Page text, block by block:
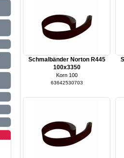
Schmalbänder Norton R445
100x3350
Korn 100
63642530703